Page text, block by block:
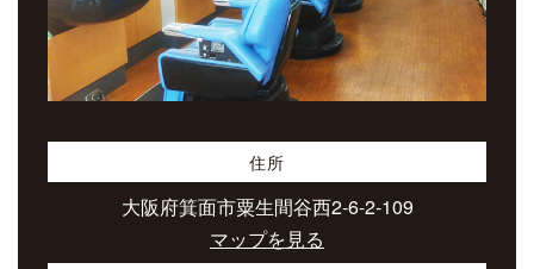
住所
大阪府箕面市粟生間谷西2-6-2-109
マップを見る